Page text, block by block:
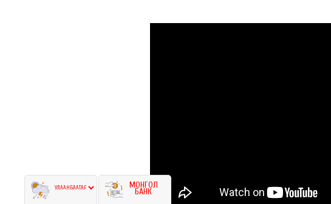
МОНГОЛ
БАНК